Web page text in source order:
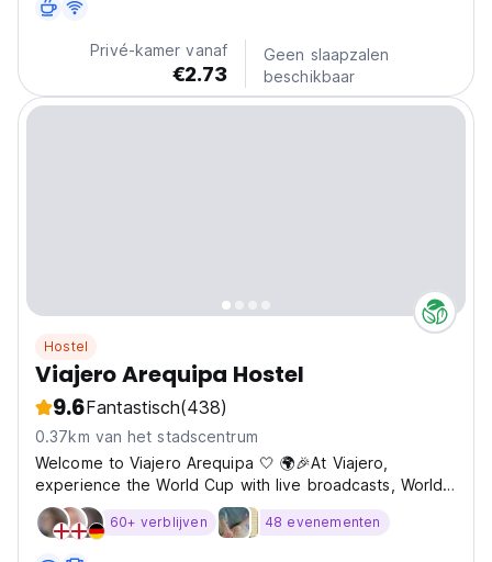
vulkanen Chachani en Misti.
Privé-kamer vanaf
€2.73
Geen slaapzalen
beschikbaar
Hostel
Viajero Arequipa Hostel
9.6Fantastisch(438)
0.37km van het stadscentrum
Welcome to Viajero Arequipa 🤍 🌍🎉At Viajero,
experience the World Cup with live broadcasts, World
Cup activities, and the best traveler atmosphere to
celebrate every match together. ⚽ Why Viajero
60+ verblijven 48 evenementen